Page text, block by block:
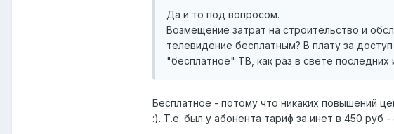
Да и то под вопросом.
Возмещение затрат на строительство и
телевидение бесплатным? В плату за
"бесплатное" ТВ, как раз в свете последних
Бесплатное - потому что никаких повышений
:). Т.е. был у абонента тариф за инет в 450